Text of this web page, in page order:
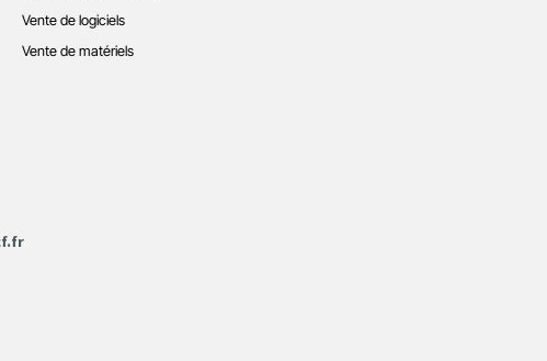
Vente de logiciels
Vente de matériels